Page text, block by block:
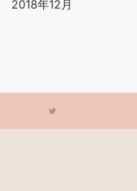
2018年12月